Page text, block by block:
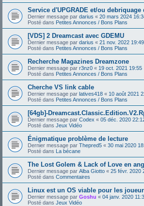
Service d'UPGRADE et/ou debriquage
Dernier message par darius « 20 mars 2024
Posté dans Petites Annonces / Bons Plans
[VDS] 2 Dreamcast avec GDEMU
Dernier message par darius « 21 nov. 2022 19:49
Posté dans Petites Annonces / Bons Plans
Recherche Magazines Dreamzone
Dernier message par r3nz0 « 19 oct. 2021 19:55
Posté dans Petites Annonces / Bons Plans
Cherche VS link cable
Dernier message par latives418 « 10 août 2021
Posté dans Petites Annonces / Bons Plans
[64gb]-
Dernier message par Codex « 05 déc. 2020
Posté dans Jeux Vidéo
Énigmatique problème de lecture
Dernier message par Thepred5 « 30 mai 2020
Posté dans La bécane
The Lost Golem & Lack of Love en
Dernier message par Alba Giotto « 25 févr. 2020
Posté dans Commentaires
Linux est un OS viable pour les
Dernier message par Goshu « 04 janv. 2020
Posté dans Jeux Vidéo